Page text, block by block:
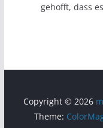
gehofft, dass
Copyright © 2026
Theme: